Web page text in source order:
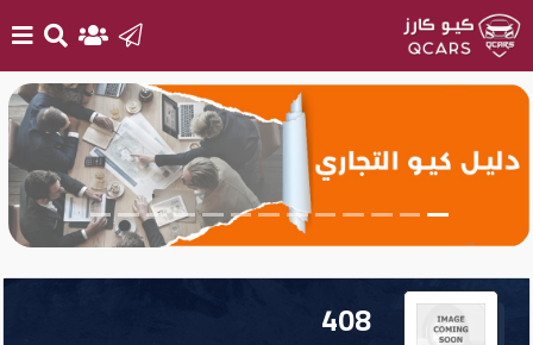
بيع
سيارتك
أحدث
السيارات
408